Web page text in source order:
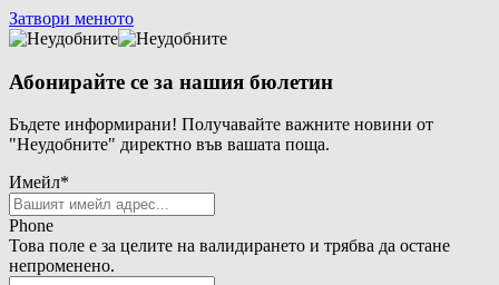
Затвори менюто
Абонирайте се за нашия бюлетин
Бъдете информирани! Получавайте важните новини от
"Неудобните" директно във вашата поща.
Имейл*
Phone
Това поле е за целите на валидирането и трябва да остане
непроменено.